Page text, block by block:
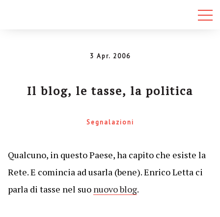
3 Apr. 2006
Il blog, le tasse, la politica
Segnalazioni
Qualcuno, in questo Paese, ha capito che esiste la
Rete. E comincia ad usarla (bene). Enrico Letta ci
parla di tasse nel suo nuovo blog.